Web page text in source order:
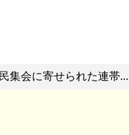
集会に寄せられた連帯...